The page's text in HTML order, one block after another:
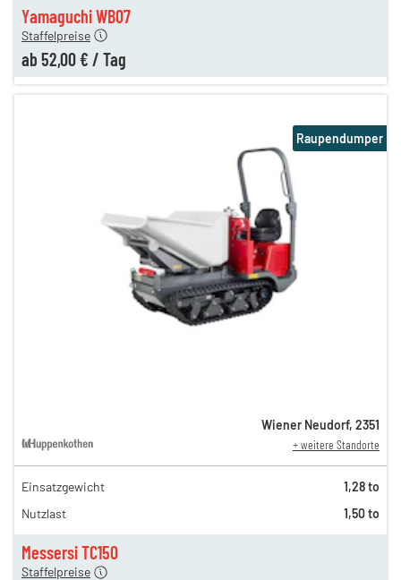
Yamaguchi WB07
Staffelpreise
ab 52,00 € / Tag
Messersi TC150
115,00 €
70,00 €
Staffelpreise
Raupendumper
Wiener Neudorf, 2351
+ weitere Standorte
Einsatzgewicht
1,28 to
Nutzlast
1,50 to